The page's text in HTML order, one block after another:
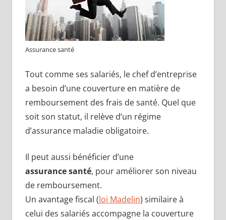
Assurance santé
Tout comme ses salariés, le chef d’entreprise
a besoin d’une couverture en matière de
remboursement des frais de santé. Quel que
soit son statut, il relève d’un régime
d’assurance maladie obligatoire.
Il peut aussi bénéficier d’une
assurance santé, pour améliorer son niveau
de remboursement.
Un avantage fiscal (loi Madelin) similaire à
celui des salariés accompagne la couverture